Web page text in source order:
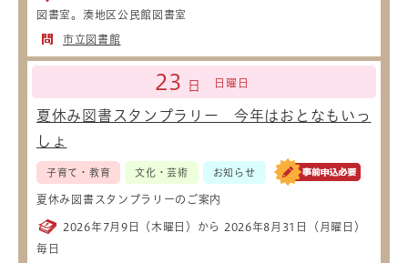
図書室。湊地区公民館図書室
市立図書館
23 日 日曜日
夏休み図書スタンプラリー 今年はおとなもいっ
しょ
子育て・教育 文化・芸術 お知らせ
夏休み図書スタンプラリーのご案内
2026年7月9日（木曜日）から 2026年8月31日（月曜日）
毎日